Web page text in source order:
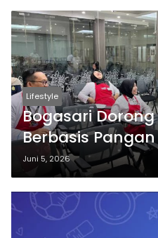
Lifestyle
Bogasari
Berbasis
Pelatihan Guru
Juni 5, 2026